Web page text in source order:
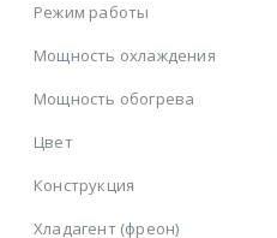
Режим работы
Мощность охлаждения
Мощность обогрева
Цвет
Конструкция
Хладагент (фреон)